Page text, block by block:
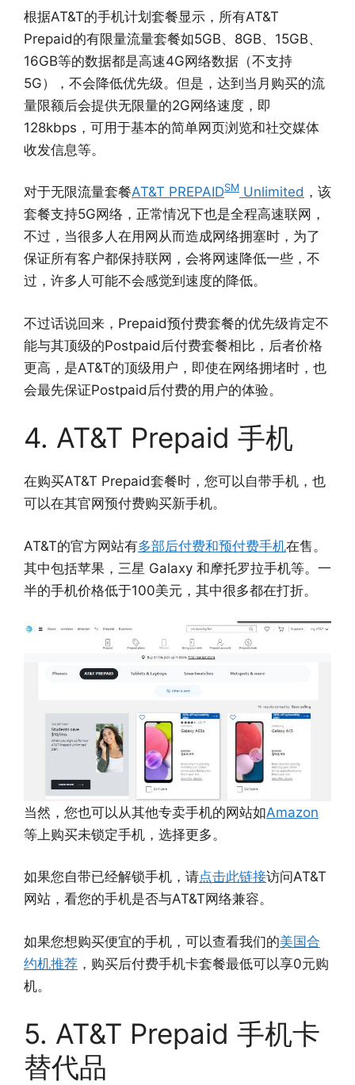
根据AT&T的手机计划套餐显示，所有AT&T
Prepaid的有限量流量套餐如5GB、8GB、15GB、
16GB等的数据都是高速4G网络数据（不支持
5G），不会降低优先级。但是，达到当月购买的流
量限额后会提供无限量的2G网络速度，即
128kbps，可用于基本的简单网页浏览和社交媒体
收发信息等。
对于无限流量套餐AT&T PREPAIDSM Unlimited ，该
套餐支持5G网络，正常情况下也是全程高速联网，
不过，当很多人在用网从而造成网络拥塞时，为了
保证所有客户都保持联网，会将网速降低一些，不
过，许多人可能不会感觉到速度的降低。
不过话说回来，Prepaid预付费套餐的优先级肯定不
能与其顶级的Postpaid后付费套餐相比，后者价格
更高，是AT&T的顶级用户，即使在网络拥堵时，也
会最先保证Postpaid后付费的用户的体验。
4. AT&T Prepaid 手机
在购买AT&T Prepaid套餐时，您可以自带手机，也
可以在其官网预付费购买新手机。
AT&T的官方网站有多部后付费和预付费手机在售。
其中包括苹果，三星 Galaxy 和摩托罗拉手机等。一
半的手机价格低于100美元，其中很多都在打折。
当然，您也可以从其他专卖手机的网站如Amazon
等上购买未锁定手机，选择更多。
如果您自带已经解锁手机，请点击此链接访问AT&T
网站，看您的手机是否与AT&T网络兼容。
如果您想购买便宜的手机，可以查看我们的美国合
约机推荐 ，购买后付费手机卡套餐最低可以享0元购
机。
5. AT&T Prepaid 手机卡
替代品